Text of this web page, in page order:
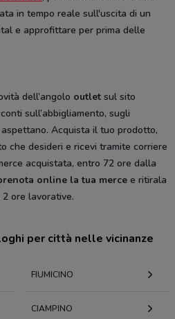
in tempo reale sull'uscita di un
e approfittare per prima delle
dell’angolo outlet sul sito
sull’abbigliamento, sugli
Acquista il tuo prodotto,
che desideri e ricevi tramite corriere
acquistata, entro 72 ore dalla
online la tua merce e ritirala
ore lavorative.
per città nelle vicinanze
FIUMICINO
CIAMPINO